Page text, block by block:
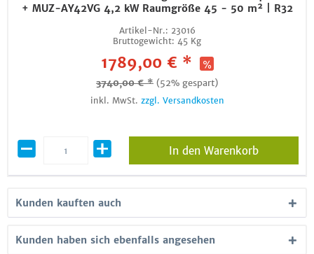
+ MUZ-AY42VG 4,2 kW Raumgröße 45 - 50 m² | R32
Artikel-Nr.: 23016
Bruttogewicht: 45 Kg
1789,00 € *
3740,00 € * (52% gespart)
inkl. MwSt. zzgl. Versandkosten
In den Warenkorb
Kunden kauften auch
Kunden haben sich ebenfalls angesehen